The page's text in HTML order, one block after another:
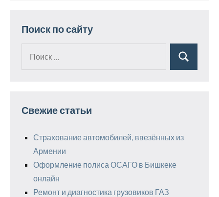
Поиск по сайту
Поиск
Свежие статьи
Страхование автомобилей, ввезённых из
Армении
Оформление полиса ОСАГО в Бишкеке
онлайн
Ремонт и диагностика грузовиков ГАЗ